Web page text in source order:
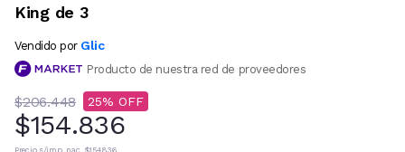
King de 3
Vendido por Glic
Producto de nuestra red de proveedores
$206.448 25
$154.836